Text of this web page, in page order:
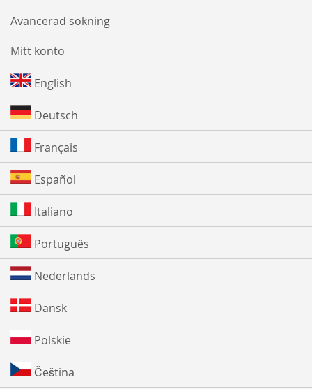
Avancerad sökning
Mitt konto
English
Deutsch
Français
Español
Italiano
Português
Nederlands
Dansk
Polskie
Čeština